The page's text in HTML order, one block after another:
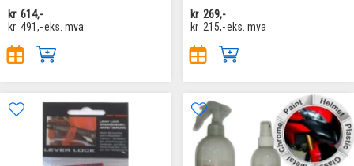
kr 614,-
kr 491,-eks. mva
kr 269,-
kr 215,-eks. mva